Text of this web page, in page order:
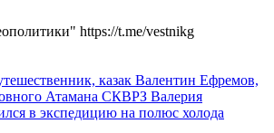
https://t.me/vestnikg
казак Валентин Ефремов,
Атамана СКВРЗ Валерия
в экспедицию на полюс холода